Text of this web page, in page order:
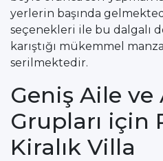
yerlerin başında
seçenekleri ile bu dalgalı
karıştığı mükemmel
serilmektedir.
Geniş Aile ve
Grupları için
Kiralık Villa